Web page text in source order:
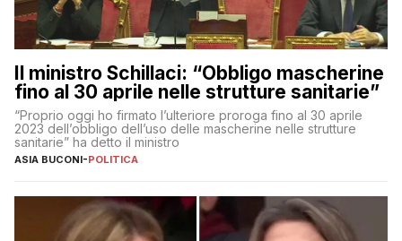
Il ministro Schillaci: “Obbligo mascherine
fino al 30 aprile nelle strutture sanitarie”
“Proprio oggi ho firmato l’ulteriore proroga fino al 30 aprile
2023 dell’obbligo dell’uso delle mascherine nelle strutture
sanitarie” ha detto il ministro
ASIA BUCONI-POLITICA